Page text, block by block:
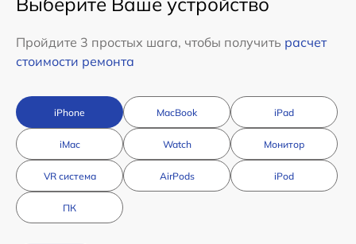
Пройдите 3 простых шага, чтобы получить расчет
стоимости ремонта
iPhone MacBook iPad
iMac Watch Монитор
VR система AirPods iPod
ПК